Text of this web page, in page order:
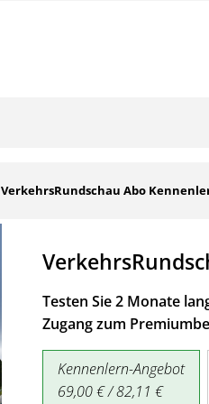
VerkehrsRundschau Abo
Testen Sie 2 Monate
Zugang zum
Kennenlern-Angebot
69,00 € / 82,11 €